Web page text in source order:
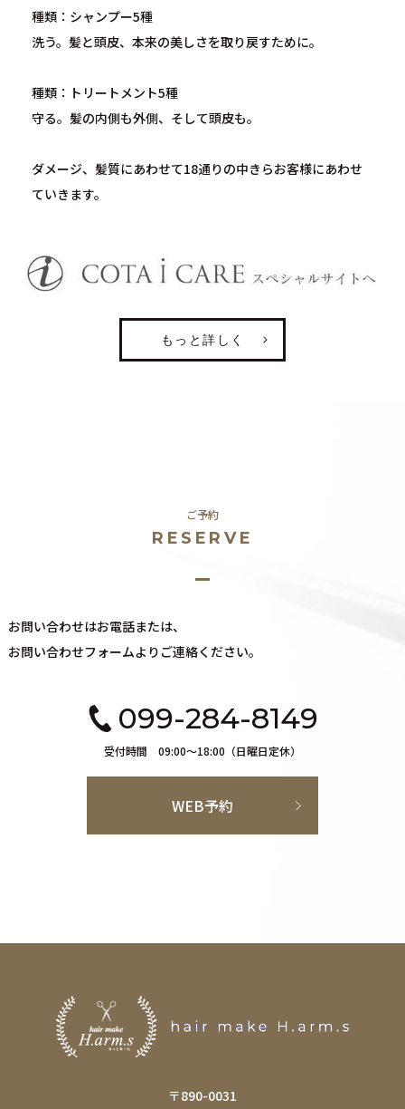
種類：シャンプー5種
洗う。髪と頭皮、本来の美しさを取り戻すために。
種類：トリートメント5種
守る。髪の内側も外側、そして頭皮も。
ダメージ、髪質にあわせて18通りの中きらお客様にあわせ
ていきます。
もっと詳しく
ご予約
RESERVE
お問い合わせはお電話または、
​​​​​​​お問い合わせフォームよりご連絡ください。
099-284-8149
受付時間 09:00～18:00（日曜日定休）
WEB予約
〒890-0031